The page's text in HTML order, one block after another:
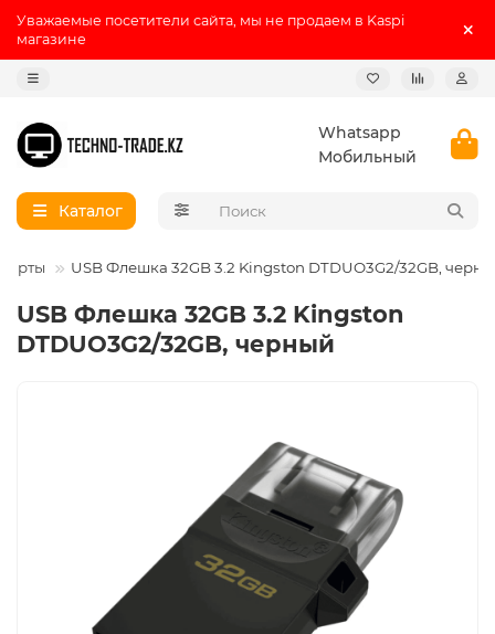
Уважаемые посетители сайта, мы не продаем в Kaspi
магазине
Whatsapp
Мобильный
Каталог
USB Флешка 32GB 3.2 Kingston DTDUO3G2/32GB,
USB Флешка 32GB 3.2 Kingston
DTDUO3G2/32GB, черный